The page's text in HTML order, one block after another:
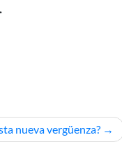
nueva vergüenza?